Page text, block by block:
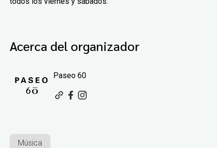
Acerca del organizador
Paseo 60
Música